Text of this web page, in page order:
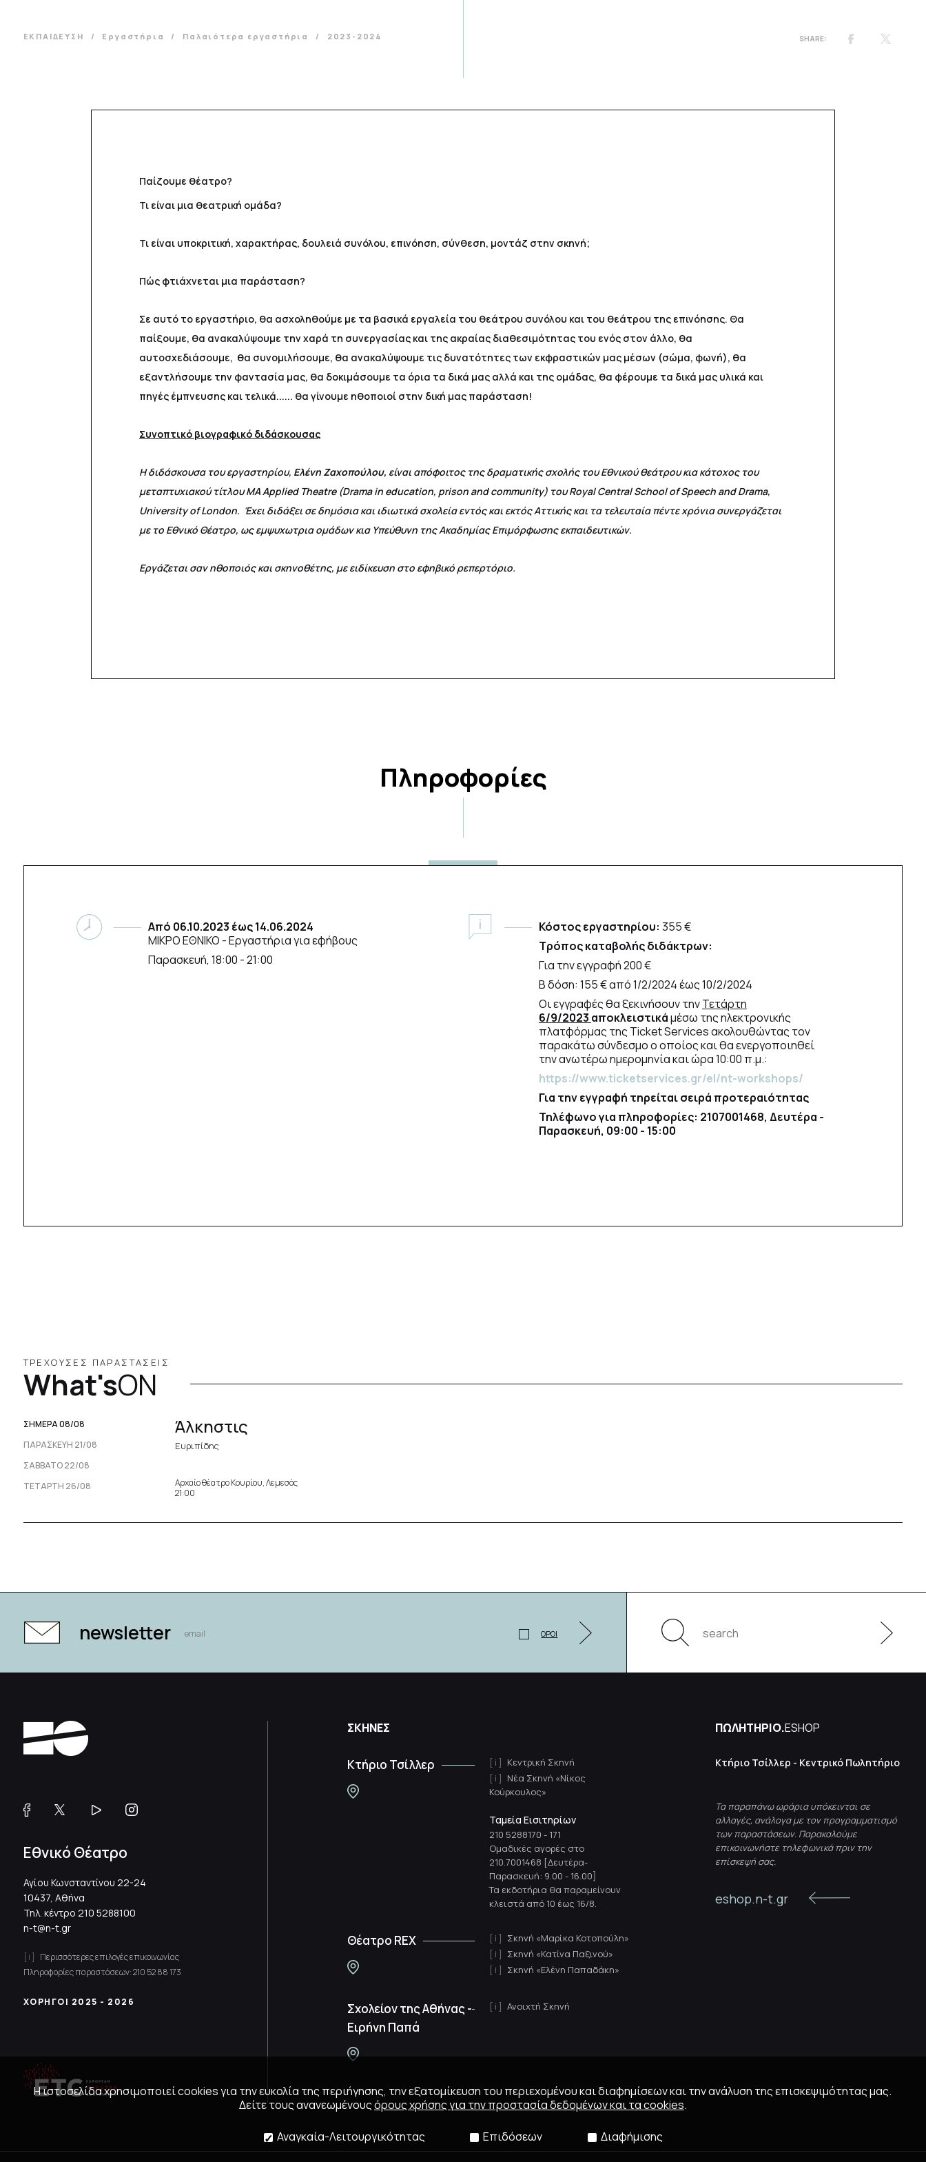
ΕΚΠΑΙΔΕΥΣΗ Εργαστήρια Παλαιότερα εργαστήρια 2023-2024
Παίζουμε θέατρο?
Τι είναι μια θεατρική ομάδα?
Τι είναι υποκριτική, χαρακτήρας, δουλειά συνόλου, επινόηση, σύνθεση, μοντάζ στην σκηνή;
Πώς φτιάχνεται μια παράσταση?
Σε αυτό το εργαστήριο, θα ασχοληθούμε με τα βασικά εργαλεία του θεάτρου συνόλου και του θεάτρου της επινόησης. Θα
παίξουμε, θα ανακαλύψουμε την χαρά τη συνεργασίας και της ακραίας διαθεσιμότητας του ενός στον άλλο, θα
αυτοσχεδιάσουμε, θα συνομιλήσουμε, θα ανακαλύψουμε τις δυνατότητες των εκφραστικών μας μέσων (σώμα, φωνή), θα
εξαντλήσουμε την φαντασία μας, θα δοκιμάσουμε τα όρια τα δικά μας αλλά και της ομάδας, θα φέρουμε τα δικά μας υλικά και
πηγές έμπνευσης και τελικά...... θα γίνουμε ηθοποιοί στην δική μας παράσταση!
Συνοπτικό βιογραφικό διδάσκουσας
Η διδάσκουσα του εργαστηρίου, Ελένη Ζαχοπούλου, είναι απόφοιτος της δραματικής σχολής του Εθνικού θεάτρου κια κάτοχος του
μεταπτυχιακού τίτλου MA Applied Theatre (Drama in education, prison and community) του Royal Central School of Speech and Drama,
University of London. Έχει διδάξει σε δημόσια και ιδιωτικά σχολεία εντός και εκτός Αττικής και τα τελευταία πέντε χρόνια συνεργάζεται
με το Εθνικό Θέατρο, ως εμψυχωτρια ομάδων κια Υπεύθυνη της Ακαδημίας Επιμόρφωσης εκπαιδευτικών.
Εργάζεται σαν ηθοποιός και σκηνοθέτης, με ειδίκευση στο εφηβικό ρεπερτόριο.
Πληροφορίες
Από 06.10.2023 έως14.06.2024
ΜΙΚΡΟ ΕΘΝΙΚΟ - Εργαστήρια για εφήβους
Παρασκευή, 18:00 - 21:00
Κόστος εργαστηρίου: 355 €
Τρόπος καταβολής διδάκτρων:
Για την εγγραφή 200 €
Β δόση: 155 € από 1/2/2024 έως 10/2/2024
Οι εγγραφές θα ξεκινήσουν τηνΤετάρτη
6/9/2023 αποκλειστικάμέσω της ηλεκτρονικής
πλατφόρμας της Ticket Services ακολουθώντας τον
παρακάτω σύνδεσμο ο οποίος και θα ενεργοποιηθεί
την ανωτέρω ημερομηνία και ώρα 10:00 π.μ.:
https://www.ticketservices.gr/el/nt-workshops/
Για την εγγραφή τηρείται σειρά προτεραιότητας
Τηλέφωνο για πληροφορίες: 2107001468, Δευτέρα -
Παρασκευή, 09:00 - 15:00
ΤΡΕΧΟΥΣΕΣ ΠΑΡΑΣΤΑΣΕΙΣ
What'sON
ΣΗΜΕΡΑ 08/08
ΠΑΡΑΣΚΕΥΉ 21/08
ΣΆΒΒΑΤΟ 22/08
ΤΕΤΆΡΤΗ 26/08
Άλκηστις
Ευριπίδης
Αρχαίο θέατρο Κουρίου, Λεμεσός
21:00
newsletter ΟΡΟΙ
ΣΚΗΝΕΣ
Κτήριο Τσίλλερ
Κεντρική Σκηνή
Νέα Σκηνή «Νίκος
Κούρκουλος»
Ταμεία Εισιτηρίων
210 5288170 - 171
Ομαδικές αγορές στο
210.7001468 [Δευτέρα-
Παρασκευή: 9.00 - 16.00]
Τα εκδοτήρια θα παραμείνουν
κλειστά από 10 έως 16/8.
Θέατρο REX
Σκηνή «Μαρίκα Κοτοπούλη»
Σκηνή «Κατίνα Παξινού»
Σκηνή «Ελένη Παπαδάκη»
Σχολείον της Αθήνας -
Ειρήνη Παπά
Ανοιχτή Σκηνή
ΠΩΛΗΤΗΡΙΟ.ESHOP
Κτήριο Τσίλλερ - Κεντρικό Πωλητήριο
Τα παραπάνω ωράρια υπόκεινται σε
αλλαγές, ανάλογα με τον προγραμματισμό
των παραστάσεων. Παρακαλούμε
επικοινωνήστε τηλεφωνικά πριν την
επίσκεψή σας.
eshop.n-t.gr
Εθνικό Θέατρο
Αγίου Κωνσταντίνου 22-24
10437, Αθήνα
Τηλ. κέντρο 210 5288100
n-t@n-t.gr
Περισσότερες επιλογές επικοινωνίας
Πληροφορίες παραστάσεων:210 52 88 173
ΧΟΡΗΓΟΙ 2025 - 2026
Η ιστοσελίδα χρησιμοποιεί cookies για την ευκολία της περιήγησης, την εξατομίκευση του περιεχομένου και διαφημίσεων και την ανάλυση της επισκεψιμότητας μας.
Δείτε τους ανανεωμένουςόρους χρήσης για την προστασία δεδομένων και τα cookies.
Αναγκαία-Λειτουργικότητας Επιδόσεων Διαφήμισης